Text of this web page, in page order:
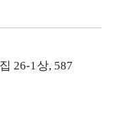
26-1상, 587